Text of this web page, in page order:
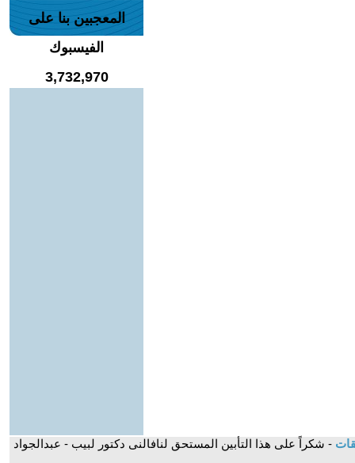
المعجبين بنا على
الفيسبوك
3,732,970
- شكراً على هذا التأبين المستحق لنافالنى دكتور لبيب - عبدالجواد